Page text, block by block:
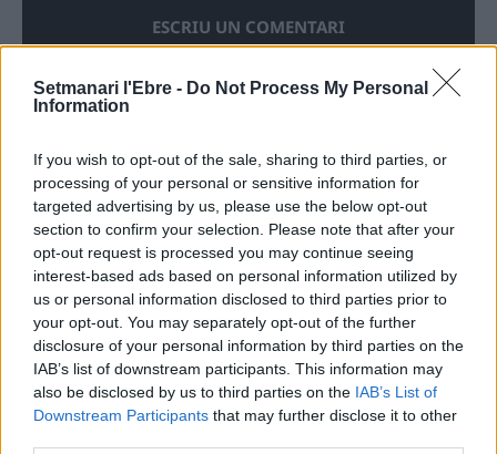
Setmanari l'Ebre - Do Not Process My Personal
Information
If you wish to opt-out of the sale, sharing to third parties, or
processing of your personal or sensitive information for
targeted advertising by us, please use the below opt-out
section to confirm your selection. Please note that after your
opt-out request is processed you may continue seeing
interest-based ads based on personal information utilized by
us or personal information disclosed to third parties prior to
your opt-out. You may separately opt-out of the further
disclosure of your personal information by third parties on the
IAB’s list of downstream participants. This information may
also be disclosed by us to third parties on the IAB’s List of
Downstream Participants that may further disclose it to other
Els vestits de paper guanyen força
enguany amb més modistes i gairebé
40 peces a concurs
31 de juliol de 2026
“L’eclipsi serà una oportunitat també
per a gaudir de les Festes Majors
d’Amposta”
31 de juliol de 2026